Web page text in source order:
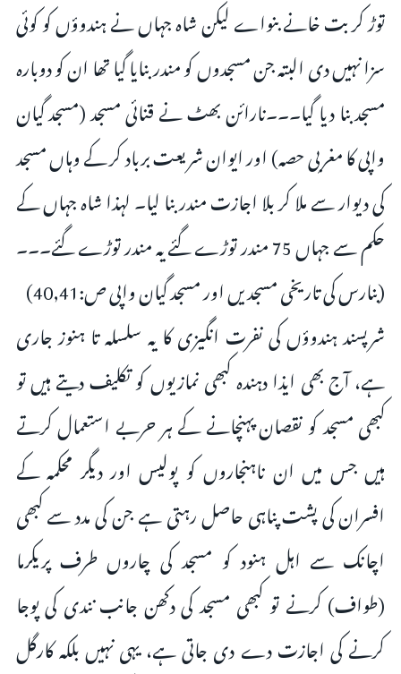
توڑ کر بت خانے بنواے لیکن شاہ جہاں نے ہندوؤں کو کوئی
سزا نہیں دی البتہ جن مسجدوں کو مندر بنایا گیا تھا ان کو دوبارہ
مسجد بنا دیا گیا۔۔۔نارائن بھٹ نے قنائی مسجد (مسجد گیان
واپی کا مغربی حصہ) اور ایوان شریعت برباد کر کے وہاں مسجد
کی دیوار سے ملا کر بلا اجازت مندر بنا لیا۔ لہذا شاہ جہاں کے
حکم سے جہاں 75 مندر توڑے گئے یہ مندر توڑے گئے۔۔۔
(بنارس کی تاریخی مسجدیں اور مسجد گیان واپی ص:40,41)
شرپسند ہندوؤں کی نفرت انگیزی کا یہ سلسلہ تا ہنوز جاری
ہے، آج بھی ایذا دہندہ کبھی نمازیوں کو تکلیف دیتے ہیں تو
کبھی مسجد کو نقصان پہنچانے کے ہر حربے استعمال کرتے
ہیں جس میں ان ناہنجاروں کو پولیس اور دیگر محکمہ کے
افسران کی پشت پناہی حاصل رہتی ہے جن کی مدد سے کبھی
اچانک سے اہل ہنود کو مسجد کی چاروں طرف پریکرما
(طواف) کرنے تو کبھی مسجد کی دکھن جانب نندی کی پوجا
کرنے کی اجازت دے دی جاتی ہے، یہی نہیں بلکہ کارگل